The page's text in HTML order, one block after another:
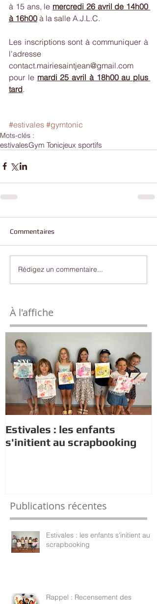
à 15 ans, le mercredi 26 avril de 14h00
à 16h00 à la salle A.J.L.C.
Les inscriptions sont à communiquer à
l'adresse
contact.mairiesaintjean@gmail.com
pour le mardi 25 avril à 18h00 au plus
tard.
#estivales #gymtonic
Mots-clés :
estivalesGym Tonicjeux sportifs
Commentaires
Rédigez un commentaire...
À l'affiche
Estivales : les enfants
s'initient au scrapbooking
Publications récentes
Estivales : les enfants s'initient au
scrapbooking
Rappel : Recensement des